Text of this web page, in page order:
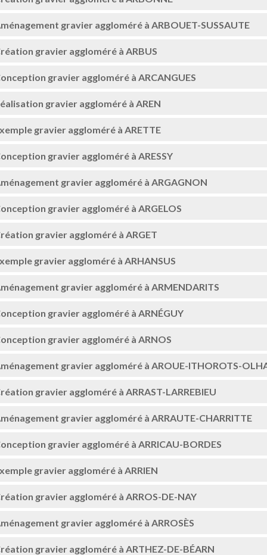
gravier aggloméré à ARBOUET-SUSSAUTE
gravier aggloméré à ARBUS
gravier aggloméré à ARCANGUES
gravier aggloméré à AREN
gravier aggloméré à ARETTE
gravier aggloméré à ARESSY
gravier aggloméré à ARGAGNON
gravier aggloméré à ARGELOS
gravier aggloméré à ARGET
gravier aggloméré à ARHANSUS
gravier aggloméré à ARMENDARITS
gravier aggloméré à ARNÉGUY
gravier aggloméré à ARNOS
gravier aggloméré à AROUE-ITHOROTS-
gravier aggloméré à ARRAST-LARREBIEU
gravier aggloméré à ARRAUTE-CHARRITTE
gravier aggloméré à ARRICAU-BORDES
gravier aggloméré à ARRIEN
gravier aggloméré à ARROS-DE-NAY
gravier aggloméré à ARROSÈS
gravier aggloméré à ARTHEZ-DE-BÉARN